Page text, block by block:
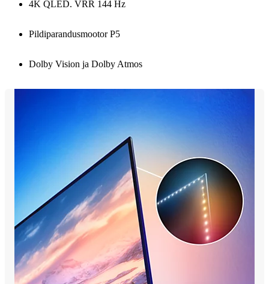
4K QLED. VRR 144 Hz
Pildiparandusmootor P5
Dolby Vision ja Dolby Atmos